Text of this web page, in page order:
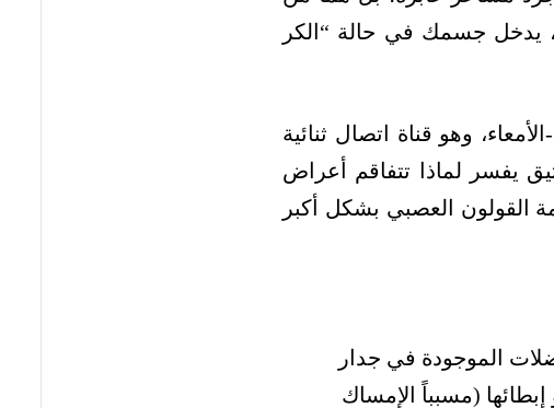
يدخل جسمك في حالة “الكر
وهو قناة اتصال ثنائية
يفسر لماذا تتفاقم أعراض
القولون العصبي بشكل أكبر
الموجودة في جدار
(مسبباً الإمساك